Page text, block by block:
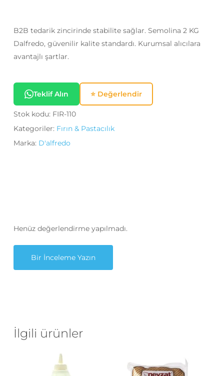
B2B tedarik zincirinde stabilite sağlar. Semolina 2 KG
Dalfredo, güvenilir kalite standardı. Kurumsal alıcılara
avantajlı şartlar.
Teklif Alın ⭐ Değerlendir
Stok kodu: FIR-110
Kategoriler: Fırın & Pastacılık
Marka: D'alfredo
Henüz değerlendirme yapılmadı.
Bir İnceleme Yazın
İlgili ürünler